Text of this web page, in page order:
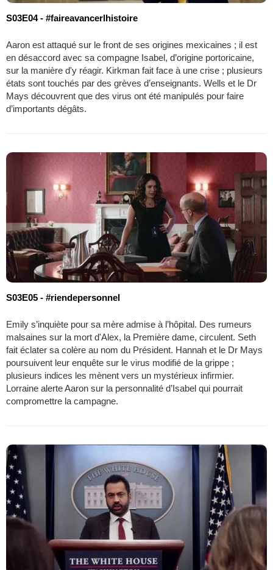
S03E04 - #faireavancerlhistoire
Aaron est attaqué sur le front de ses origines mexicaines ; il est
en désaccord avec sa compagne Isabel, d’origine portoricaine,
sur la manière d'y réagir. Kirkman fait face à une crise ; plusieurs
états sont touchés par des grèves d’enseignants. Wells et le Dr
Mays découvrent que des virus ont été manipulés pour faire
d’importants dégâts.
S03E05 - #riendepersonnel
Emily s’inquiète pour sa mère admise à l’hôpital. Des rumeurs
malsaines sur la mort d'Alex, la Première dame, circulent. Seth
fait éclater sa colère au nom du Président. Hannah et le Dr Mays
poursuivent leur enquête sur le virus modifié de la grippe ;
plusieurs indices les mènent vers un mystérieux infirmier.
Lorraine alerte Aaron sur la personnalité d’Isabel qui pourrait
compromettre la campagne.